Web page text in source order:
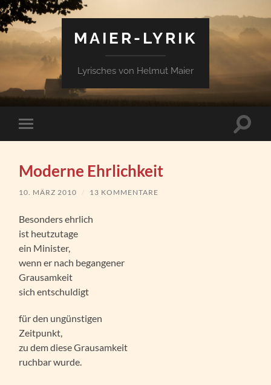
MAIER-LYRIK
Lyrisches von Helmut Maier
Mobile-
Menü
Moderne Ehrlichkeit
10. MÄRZ 2010 / 13 KOMMENTARE
Besonders ehrlich
ist heutzutage
ein Minister,
wenn er nach begangener
Grausamkeit
sich entschuldigt
für den ungünstigen
Zeitpunkt,
zu dem diese Grausamkeit
ruchbar wurde.